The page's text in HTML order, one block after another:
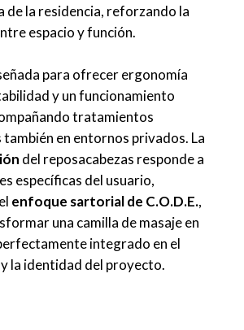
de la residencia, reforzando la
espacio y función.
para ofrecer ergonomía
y un funcionamiento
tratamientos
en entornos privados. La
del reposacabezas responde a
específicas del usuario,
enfoque sartorial de C.O.D.E.,
una camilla de masaje en
integrado en el
la identidad del proyecto.